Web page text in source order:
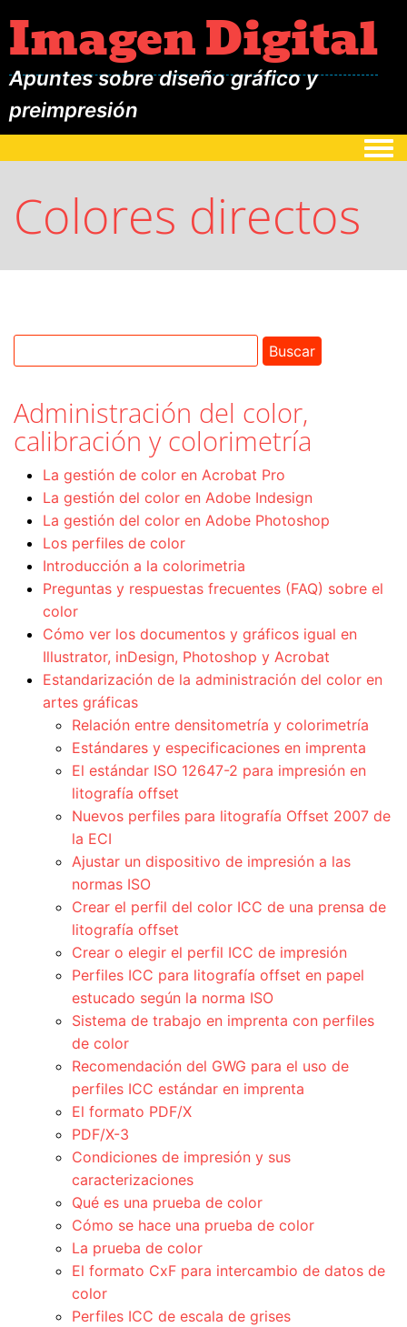
Imagen Digital
Apuntes sobre diseño gráfico y
preimpresión
Colores directos
Administración del color,
calibración y colorimetría
La gestión de color en Acrobat Pro
La gestión del color en Adobe Indesign
La gestión del color en Adobe Photoshop
Los perfiles de color
Introducción a la colorimetria
Preguntas y respuestas frecuentes (FAQ) sobre el
color
Cómo ver los documentos y gráficos igual en
Illustrator, inDesign, Photoshop y Acrobat
Estandarización de la administración del color en
artes gráficas
Relación entre densitometría y colorimetría
Estándares y especificaciones en imprenta
El estándar ISO 12647-2 para impresión en
litografía offset
Nuevos perfiles para litografía Offset 2007 de
la ECI
Ajustar un dispositivo de impresión a las
normas ISO
Crear el perfil del color ICC de una prensa de
litografía offset
Crear o elegir el perfil ICC de impresión
Perfiles ICC para litografía offset en papel
estucado según la norma ISO
Sistema de trabajo en imprenta con perfiles
de color
Recomendación del GWG para el uso de
perfiles ICC estándar en imprenta
El formato PDF/X
PDF/X-3
Condiciones de impresión y sus
caracterizaciones
Qué es una prueba de color
Cómo se hace una prueba de color
La prueba de color
El formato CxF para intercambio de datos de
color
Perfiles ICC de escala de grises